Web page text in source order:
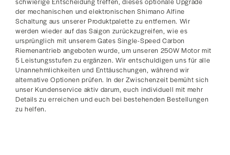
der mechanischen und elektronischen Shimano Alfine
Schaltung aus unserer Produktpalette zu entfernen. Wir
werden wieder auf das Saigon zurückzugreifen, wie es
ursprünglich mit unserem Gates Single-Speed Carbon
Riemenantrieb angeboten wurde, um unseren 250W Motor mit
5 Leistungsstufen zu ergänzen. Wir entschuldigen uns für alle
Unannehmlichkeiten und Enttäuschungen, während wir
alternative Optionen prüfen. In der Zwischenzeit bemüht sich
unser Kundenservice aktiv darum, euch individuell mit mehr
Details zu erreichen und euch bei bestehenden Bestellungen
zu helfen.